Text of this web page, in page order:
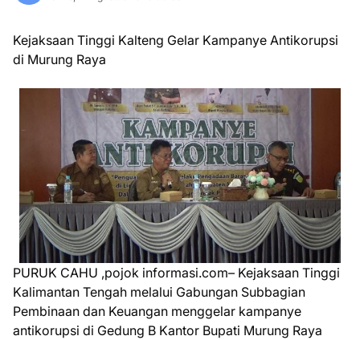
Kejaksaan Tinggi Kalteng Gelar Kampanye Antikorupsi
di Murung Raya
PURUK CAHU ,pojok informasi.com– Kejaksaan Tinggi
Kalimantan Tengah melalui Gabungan Subbagian
Pembinaan dan Keuangan menggelar kampanye
antikorupsi di Gedung B Kantor Bupati Murung Raya